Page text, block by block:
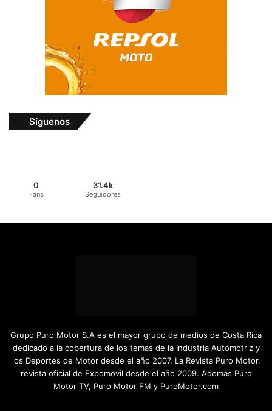
Síguenos
0
Fans
31.4k
Seguidores
Grupo Puro Motor S.A es el mayor grupo de medios de Costa Rica
dedicado a la cobertura de los temas de la Industria Automotriz y
los Deportes de Motor desde el año 2007. La Revista Puro Motor,
revista oficial de Expomovil desde el año 2009. Además Puro
Motor TV, Puro Motor FM y PuroMotor.com